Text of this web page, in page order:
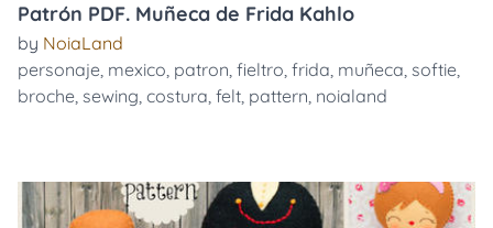
Patrón PDF. Muñeca de Frida Kahlo
by NoiaLand
personaje, mexico, patron, fieltro, frida, muñeca, softie,
broche, sewing, costura, felt, pattern, noialand